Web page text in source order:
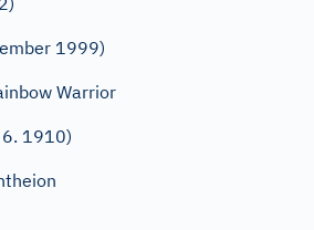
1999)
Warrior
1910)